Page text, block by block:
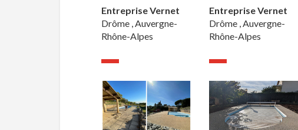
Entreprise Vernet
Drôme , Auvergne-
Rhône-Alpes
Entreprise Vernet
Drôme , Auvergne-
Rhône-Alpes